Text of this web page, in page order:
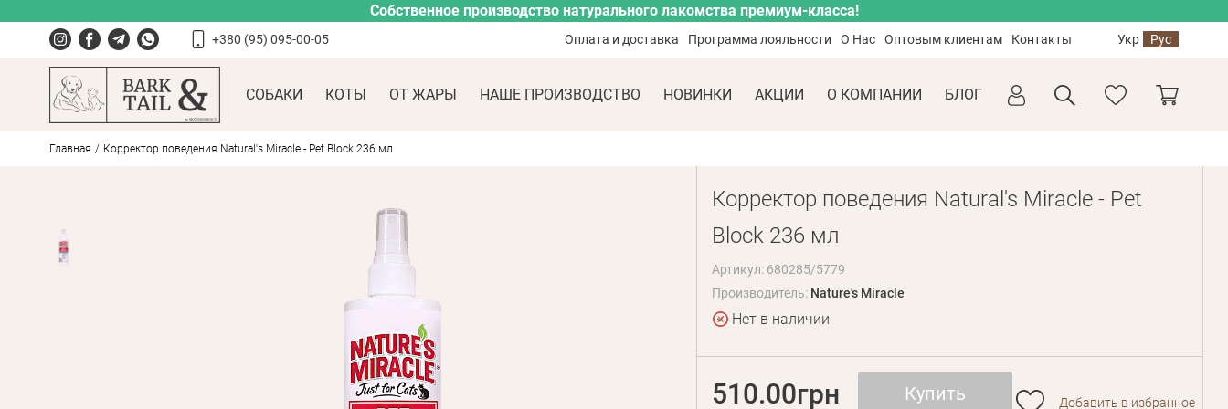
Собственное производство натурального лакомства премиум-класса!
+380 (95) 095-00-05 Оплата и доставка Программа лояльности О Нас Оптовым клиентам Контакты Укр Рус
СОБАКИ КОТЫ ОТ ЖАРЫ НАШЕ ПРОИЗВОДСТВО НОВИНКИ АКЦИИ О КОМПАНИИ БЛОГ
Главная Корректор поведения Natural's Miracle - Pet Block 236 мл
Корректор поведения Natural's Miracle - Pet
Block 236 мл
Артикул: 680285/5779
Производитель: Nature's Miracle
Нет в наличии
510.00грн Купить Добавить в избранное